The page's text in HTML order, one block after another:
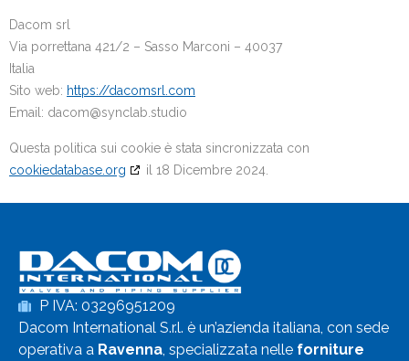
Dacom srl
Via porrettana 421/2 – Sasso Marconi – 40037
Italia
Sito web: https://dacomsrl.com
Email: dacom@synclab.studio
Questa politica sui cookie è stata sincronizzata con
cookiedatabase.org
il 18 Dicembre 2024.
P IVA: 03296951209
Dacom International S.r.l. è un’azienda italiana, con sede
operativa a Ravenna , specializzata nelle forniture